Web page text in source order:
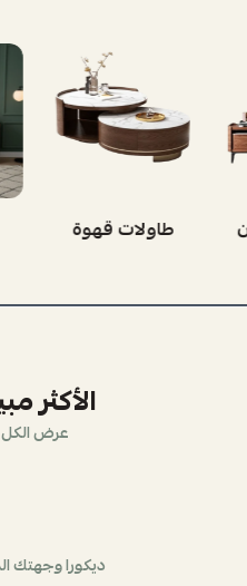
طاولات جانبية
الأكثر
عرض الكل
ديكورا وجهتك